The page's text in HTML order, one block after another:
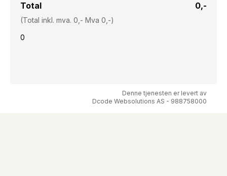
Total 0,-
(Total inkl. mva. 0,- Mva 0,-)
0
Denne tjenesten er levert av
Dcode Websolutions AS - 988758000